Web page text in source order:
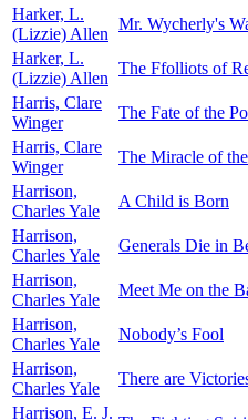
Harker, L.
(Lizzie) Allen
Mr. Wycherly's
Harker, L.
(Lizzie) Allen
The Ffolliots of
Harris, Clare
Winger
The Fate of the
Harris, Clare
Winger
The Miracle of
Harrison,
Charles Yale
A Child is Born
Harrison,
Charles Yale
Generals Die in
Harrison,
Charles Yale
Meet Me on the
Harrison,
Charles Yale
Nobody’s Fool
Harrison,
Charles Yale
There are
Harrison, E. J.